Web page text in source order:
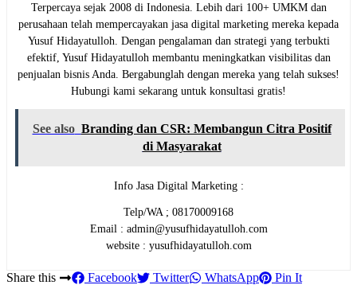
Terpercaya sejak 2008 di Indonesia. Lebih dari 100+ UMKM dan
perusahaan telah mempercayakan jasa digital marketing mereka kepada
Yusuf Hidayatulloh. Dengan pengalaman dan strategi yang terbukti
efektif, Yusuf Hidayatulloh membantu meningkatkan visibilitas dan
penjualan bisnis Anda. Bergabunglah dengan mereka yang telah sukses!
Hubungi kami sekarang untuk konsultasi gratis!
See also Branding dan CSR: Membangun Citra Positif
di Masyarakat
Info Jasa Digital Marketing :
Telp/WA ; 08170009168
Email : admin@yusufhidayatulloh.com
website : yusufhidayatulloh.com
Share this Facebook Twitter WhatsApp Pin It